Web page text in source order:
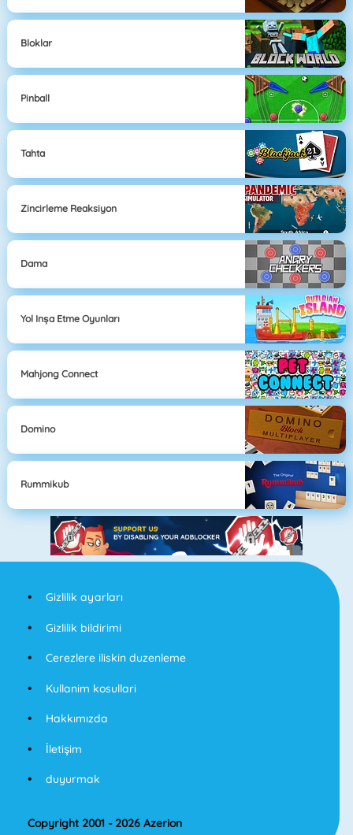
Bloklar
Pinball
Tahta
Zincirleme Reaksiyon
Dama
Yol Inşa Etme Oyunları
Mahjong Connect
Domino
Rummikub
Gizlilik ayarları
Gizlilik bildirimi
Cerezlere iliskin duzenleme
Kullanim kosullari
Hakkımızda
İletişim
duyurmak
Copyright 2001 - 2026 Azerion